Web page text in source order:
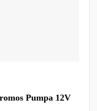
Pumpa 12V